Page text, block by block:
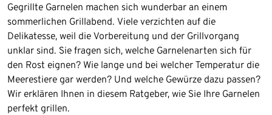
Gegrillte Garnelen machen sich wunderbar an einem
sommerlichen Grillabend. Viele verzichten auf die
Delikatesse, weil die Vorbereitung und der Grillvorgang
unklar sind. Sie fragen sich, welche Garnelenarten sich für
den Rost eignen? Wie lange und bei welcher Temperatur die
Meerestiere gar werden? Und welche Gewürze dazu passen?
Wir erklären Ihnen in diesem Ratgeber, wie Sie Ihre Garnelen
perfekt grillen.